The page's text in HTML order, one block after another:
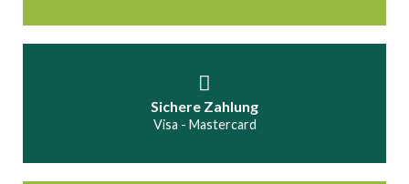
Sichere Zahlung
Visa - Mastercard